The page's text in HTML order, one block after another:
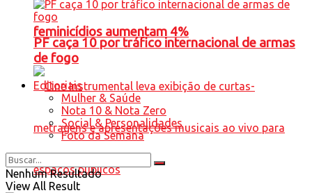
feminicídios aumentam 4%
PF caça 10 por tráfico internacional de armas
de fogo
Editoriais
Mulher & Saúde
Nota 10 & Nota Zero
Social & Personalidades
Foto da Semana
Nenhum Resultado
View All Result